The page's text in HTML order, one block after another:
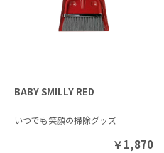
BABY SMILLY RED
いつでも笑顔の掃除グッズ
￥1,870